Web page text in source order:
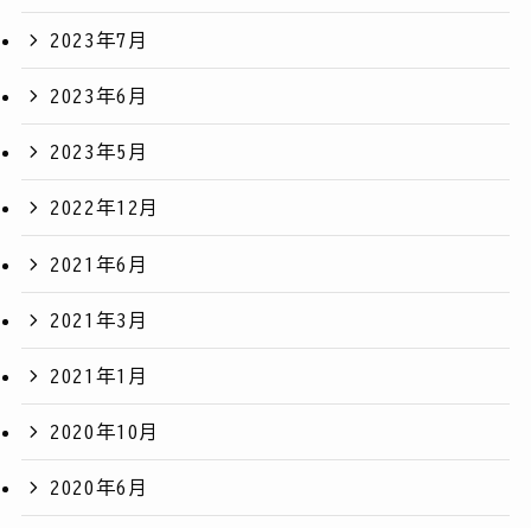
2023年7月
2023年6月
2023年5月
2022年12月
2021年6月
2021年3月
2021年1月
2020年10月
2020年6月